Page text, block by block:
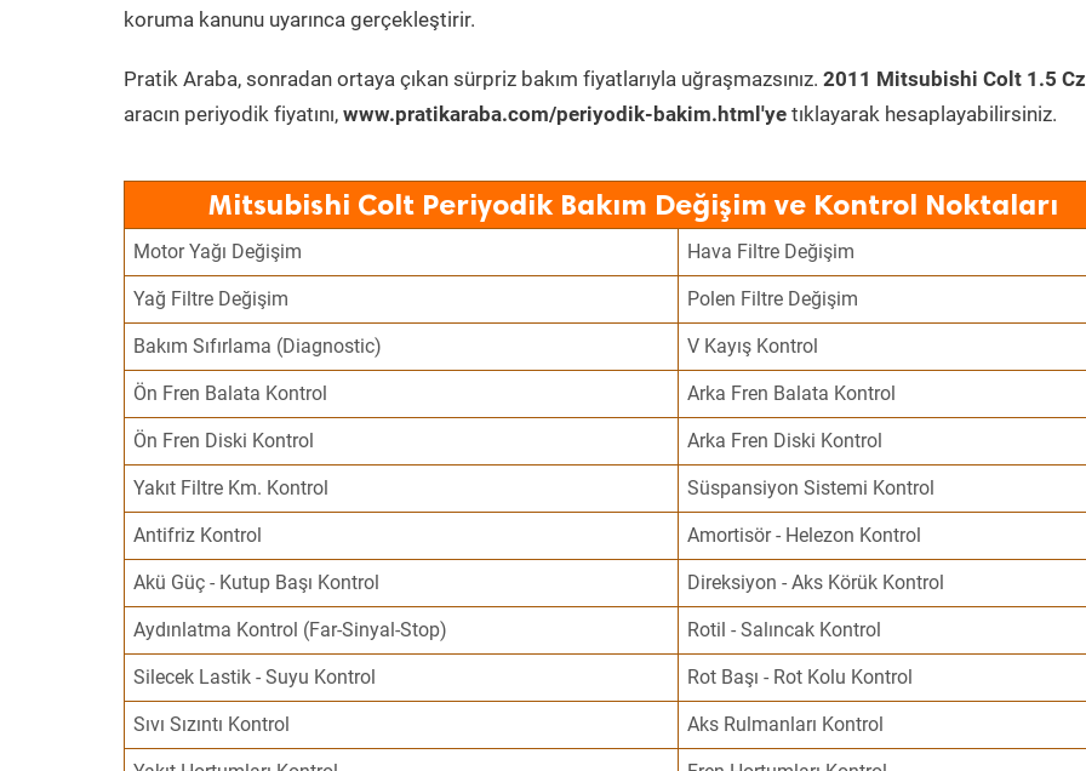
koruma kanunu uyarınca gerçekleştirir.
Pratik Araba, sonradan ortaya çıkan sürpriz bakım fiyatlarıyla uğraşmazsınız. 2011 Mitsubishi Colt 1.5
aracın periyodik fiyatını, www.pratikaraba.com/periyodik-bakim.html'ye tıklayarak hesaplayabilirsiniz.
Mitsubishi Colt Periyodik Bakım Değişim ve Kontrol Noktaları
Motor Yağı Değişim Hava Filtre Değişim
Yağ Filtre Değişim Polen Filtre Değişim
Bakım Sıfırlama (Diagnostic) V Kayış Kontrol
Ön Fren Balata Kontrol Arka Fren Balata Kontrol
Ön Fren Diski Kontrol Arka Fren Diski Kontrol
Yakıt Filtre Km. Kontrol Süspansiyon Sistemi Kontrol
Antifriz Kontrol Amortisör - Helezon Kontrol
Akü Güç - Kutup Başı Kontrol Direksiyon - Aks Körük Kontrol
Aydınlatma Kontrol (Far-Sinyal-Stop) Rotil - Salıncak Kontrol
Silecek Lastik - Suyu Kontrol Rot Başı - Rot Kolu Kontrol
Sıvı Sızıntı Kontrol Aks Rulmanları Kontrol